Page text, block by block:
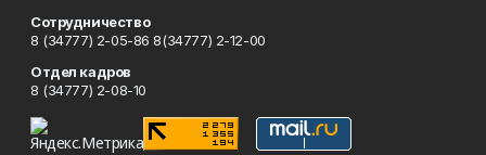
Сотрудничество
8 (34777) 2-05-86 8(34777) 2-12-00
Отдел кадров
8 (34777) 2-08-10